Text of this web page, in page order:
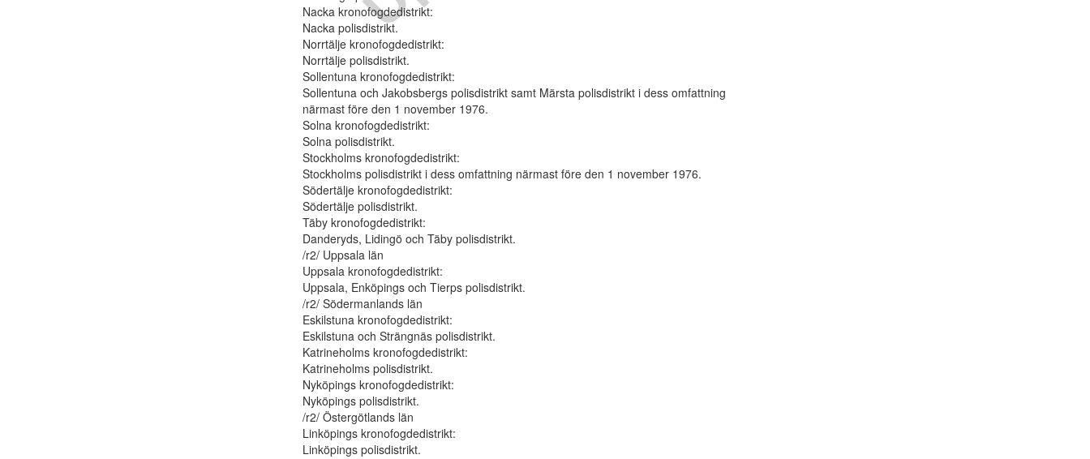
Nacka kronofogdedistrikt:
Nacka polisdistrikt.
Norrtälje kronofogdedistrikt:
Norrtälje polisdistrikt.
Sollentuna kronofogdedistrikt:
Sollentuna och Jakobsbergs polisdistrikt samt Märsta polisdistrikt i dess omfattning
närmast före den 1 november 1976.
Solna kronofogdedistrikt:
Solna polisdistrikt.
Stockholms kronofogdedistrikt:
Stockholms polisdistrikt i dess omfattning närmast före den 1 november 1976.
Södertälje kronofogdedistrikt:
Södertälje polisdistrikt.
Täby kronofogdedistrikt:
Danderyds, Lidingö och Täby polisdistrikt.
/r2/ Uppsala län
Uppsala kronofogdedistrikt:
Uppsala, Enköpings och Tierps polisdistrikt.
/r2/ Södermanlands län
Eskilstuna kronofogdedistrikt:
Eskilstuna och Strängnäs polisdistrikt.
Katrineholms kronofogdedistrikt:
Katrineholms polisdistrikt.
Nyköpings kronofogdedistrikt:
Nyköpings polisdistrikt.
/r2/ Östergötlands län
Linköpings kronofogdedistrikt:
Linköpings polisdistrikt.